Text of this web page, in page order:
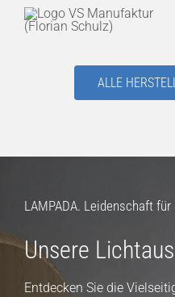
ALLE
LAMPADA. Leidenschaft für
Unsere
Entdecken Sie die